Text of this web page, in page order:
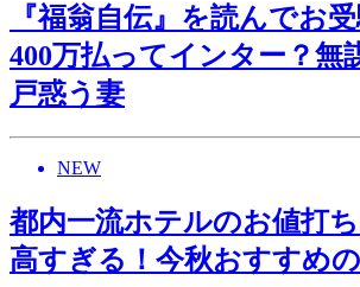
『福翁自伝』を読んでお
400万払ってインター？無
戸惑う妻
NEW
都内一流ホテルのお値打
高すぎる！今秋おすすめ